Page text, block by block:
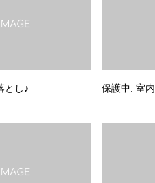
とし♪ 保護中: 室